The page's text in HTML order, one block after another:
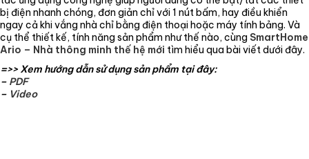
bị điện nhanh chóng, đơn giản chỉ với 1 nút bấm, hay điều khiển
ngay cả khi vắng nhà chỉ bằng điện thoại hoặc máy tính bảng. Và
cụ thể thiết kế, tính năng sản phẩm như thế nào, cùng SmartHome
Ario – Nhà thông minh thế hệ mới tìm hiểu qua bài viết dưới đây.
=>> Xem hướng dẫn sử dụng sản phẩm tại đây:
– PDF
– Video